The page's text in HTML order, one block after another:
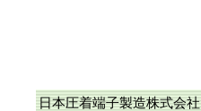
日本圧着端子製造株式会社